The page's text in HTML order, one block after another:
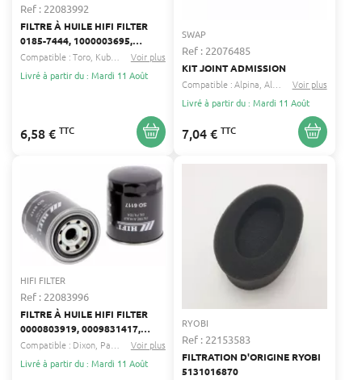
Ref : 22083992
FILTRE À HUILE HIFI FILTER
0185-7444, 1000003695,
1000272185
Compatible :Toro Kubota ...Voir plus
Livré à partir du : Mardi 11 Août
6,58 € TTC
SWAP
Ref : 22076485
KIT JOINT ADMISSION
Compatible :Alpina Alko
Voir plus
Livré à partir du : Mardi 11 Août
7,04 € TTC
HIFI FILTER
Ref : 22083996
FILTRE À HUILE HIFI FILTER
0000803919, 0009831417,
0185-5835
Compatible : Dixon Partner ...
Voir plus
Livré à partir du : Mardi 11 Août
RYOBI
Ref : 22153583
FILTRATION D'ORIGINE RYOBI
5131016870